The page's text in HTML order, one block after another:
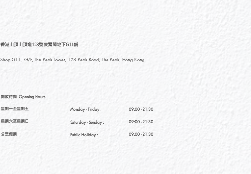
香港山頂山頂道128號凌霄閣地下G11舖
Shop G11, G/F, The Peak Tower, 128 Peak Road, The Peak, Hong Kong
開放時間 Opening Hours
星期一至星期五
星期六至星期日
公眾假期
Monday - Friday :
Saturday- Sunday :
Public Holiday :
09:00 - 21:30
09:00 - 21:30
09:00 - 21:30